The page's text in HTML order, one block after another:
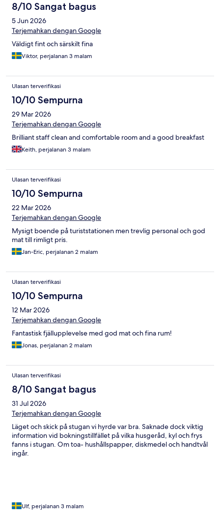
8/10 Sangat bagus
5 Jun 2026
Terjemahkan dengan Google
Väldigt fint och särskilt fina
Viktor, perjalanan 3 malam
Ulasan terverifikasi
10/10 Sempurna
29 Mar 2026
Terjemahkan dengan Google
Brilliant staff clean and comfortable room and a good breakfast
Keith, perjalanan 3 malam
Ulasan terverifikasi
10/10 Sempurna
22 Mar 2026
Terjemahkan dengan Google
Mysigt boende på turiststationen men trevlig personal och god
mat till rimligt pris.
Jan-Eric, perjalanan 2 malam
Ulasan terverifikasi
10/10 Sempurna
12 Mar 2026
Terjemahkan dengan Google
Fantastisk fjällupplevelse med god mat och fina rum!
Jonas, perjalanan 2 malam
Ulasan terverifikasi
8/10 Sangat bagus
31 Jul 2026
Terjemahkan dengan Google
Läget och skick på stugan vi hyrde var bra. Saknade dock viktig
information vid bokningstillfället på vilka husgeråd, kyl och frys
fanns i stugan. Om toa- hushållspapper, diskmedel och handtvål
ingår.
Ulf, perjalanan 3 malam